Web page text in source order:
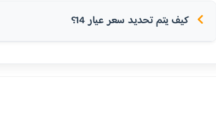
كيف يتم تحديد سعر عيار 14؟